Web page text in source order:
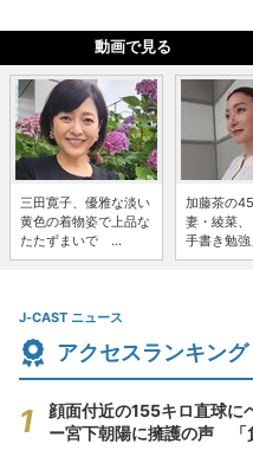
動画で見る
三田寛子、優雅な淡い
黄色の着物姿で上品な
たたずまいで ...
加藤茶の
妻・綾菜、
手書き勉
J-CAST ニュース
アクセスランキング
顔面付近の155キロ直球に
ー宮下朝陽に擁護の声 「